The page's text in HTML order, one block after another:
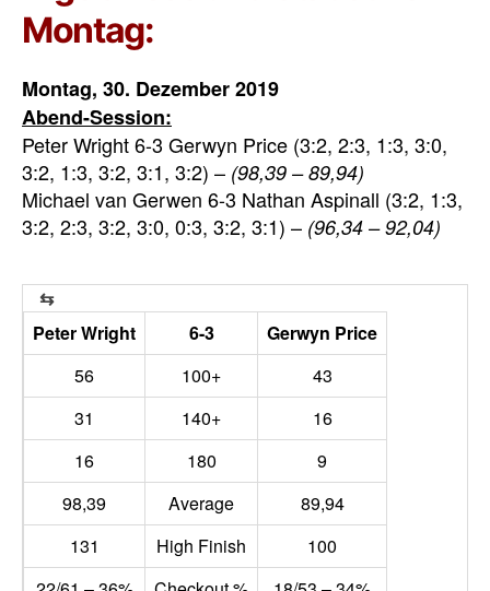
Montag:
Montag, 30. Dezember 2019
Abend-Session:
Peter Wright 6-3 Gerwyn Price (3:2, 2:3, 1:3, 3:0,
3:2, 1:3, 3:2, 3:1, 3:2) – (98,39 – 89,94)
Michael van Gerwen 6-3 Nathan Aspinall (3:2, 1:3,
3:2, 2:3, 3:2, 3:0, 0:3, 3:2, 3:1) – (96,34 – 92,04)
Peter Wright 6-3
Gerwyn Price
56
100+
43
31
140+
16
16
180
9
98,39
Average
89,94
131
High Finish
100